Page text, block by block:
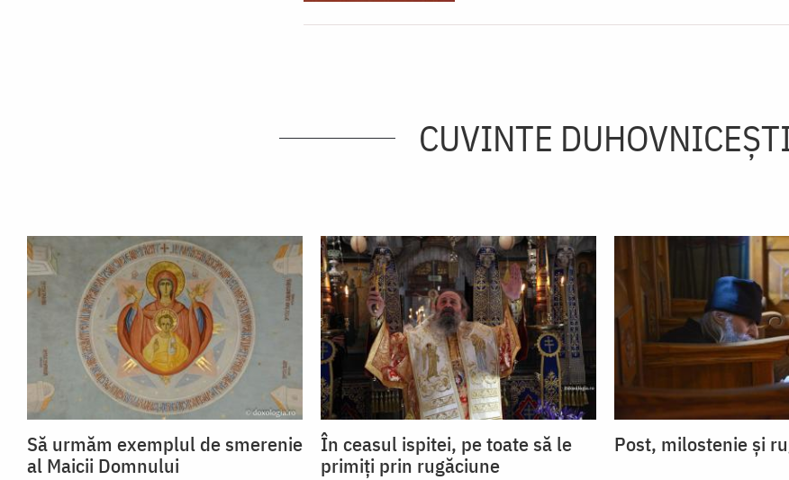
CUVINTE
Să urmăm exemplul de smerenie
al Maicii Domnului
În ceasul ispitei, pe toate să le
primiți prin rugăciune
Post, milostenie și